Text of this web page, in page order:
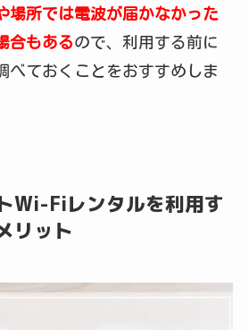
場所では電波が届かなかった
合もあるので、利用する前に
べておくことをおすすめしま
Wi-Fiレンタルを利用す
リット